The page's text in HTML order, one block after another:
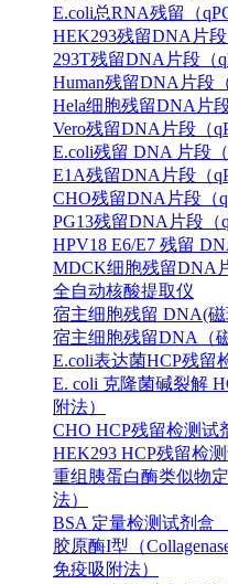
E.coli总RNA残留（
HEK293残留DNA片
293T残留DNA片段（
Human残留DNA片段
Hela细胞残留DNA片
Vero残留DNA片段（
E.coli残留 DNA 片段
E1A残留DNA片段（
CHO残留DNA片段（
PG13残留DNA片段（
HPV18 E6/E7 残留
MDCK细胞残留DNA
全自动核酸提取仪
宿主细胞残留 DNA(
宿主细胞残留DNA（
E.coli表达菌HCP残留
E. coli 克隆菌碱裂解
附法）
CHO HCP残留检测试
HEK293 HCP残留检
重组胰蛋白酶类似物
法）
BSA 定量检测试剂盒
胶原酶I型（
免疫吸附法）